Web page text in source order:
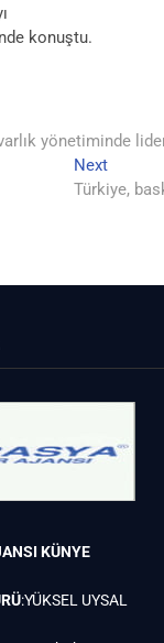
konuştu.
yönetiminde
NextNext
post:
Türkiye,
KÜNYE
:YÜKSEL UYSAL